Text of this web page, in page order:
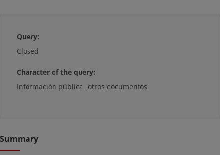
Query:
Closed
Character of the query:
Información pública_ otros documentos
Summary